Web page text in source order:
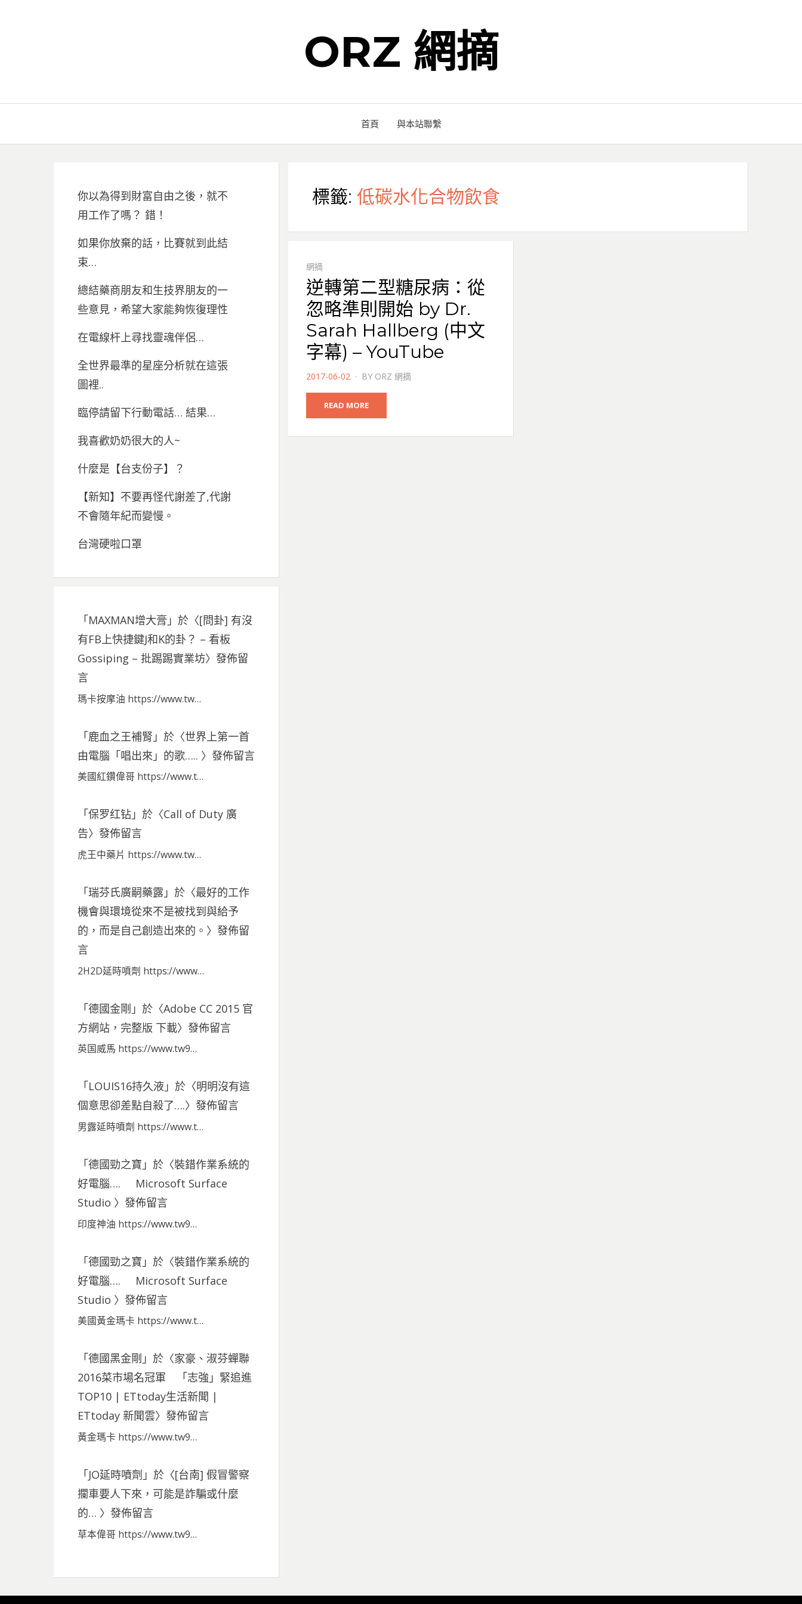
ORZ 網摘
首頁 與本站聯繫
標籤: 低碳水化合物飲食
網摘
逆轉第二型糖尿病：從
忽略準則開始 by Dr.
Sarah Hallberg (中文
字幕) – YouTube
POSTED
ON
2017-06-02 BY ORZ 網摘
READ MORE
你以為得到財富自由之後，就不
用工作了嗎？ 錯！
如果你放棄的話，比賽就到此結
束…
總結藥商朋友和生技界朋友的一
些意見，希望大家能夠恢復理性
在電線杆上尋找靈魂伴侶…
全世界最準的星座分析就在這張
圖裡..
臨停請留下行動電話… 結果…
我喜歡奶奶很大的人~
什麼是【台支份子】？
【新知】不要再怪代謝差了,代謝
不會隨年紀而變慢。
台灣硬啦口罩
「MAXMAN增大膏 」於〈[問卦] 有沒
有FB上快捷鍵J和K的卦？ – 看板
Gossiping – 批踢踢實業坊〉發佈留
言
瑪卡按摩油 https://www.tw…
「鹿血之王補腎 」於〈世界上第一首
由電腦「唱出來」的歌….. 〉發佈留言
美國紅鑽偉哥 https://www.t…
「保罗红钻」於〈Call of Duty 廣
告〉發佈留言
虎王中藥片 https://www.tw…
「瑞芬氏廣嗣藥露」於〈最好的工作
機會與環境從來不是被找到與給予
的，而是自己創造出來的。 〉發佈留
言
2H2D延時噴劑 https://www…
「德國金剛 」於〈Adobe CC 2015 官
方網站，完整版 下載〉發佈留言
英国威馬 https://www.tw9…
「LOUIS16持久液」於〈明明沒有這
個意思卻差點自殺了….〉發佈留言
男露延時噴劑 https://www.t…
「德國勁之寶 」於〈裝錯作業系統的
好電腦…. Microsoft Surface
Studio 〉發佈留言
印度神油 https://www.tw9…
「德國勁之寶 」於〈裝錯作業系統的
好電腦…. Microsoft Surface
Studio 〉發佈留言
美國黃金瑪卡 https://www.t…
「德國黑金剛 」於〈家豪、淑芬蟬聯
2016菜市場名冠軍 「志強」緊追進
TOP10 | ETtoday生活新聞 |
ETtoday 新聞雲〉發佈留言
黃金瑪卡 https://www.tw9…
「JO延時噴劑 」於〈[台南] 假冒警察
攔車要人下來，可能是詐騙或什麼
的… 〉發佈留言
草本偉哥 https://www.tw9…